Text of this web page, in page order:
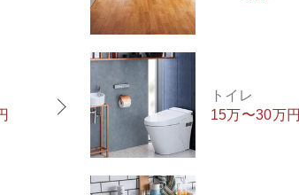
トイレ
15万〜30万円